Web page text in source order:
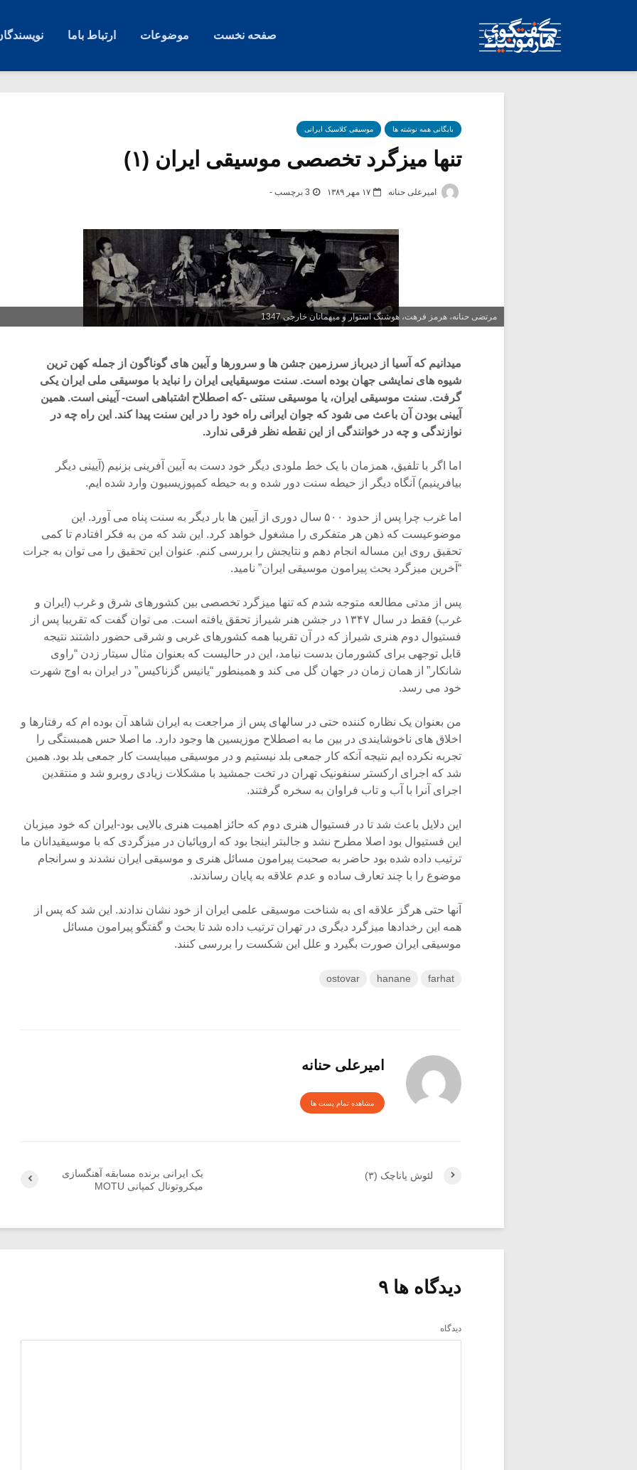
صفحه نخست موضوعات ارتباط باما
بایگانی همه نوشته ها موسیقی کلاسیک ایرانی
تنها میزگرد تخصصی موسیقی ایران (۱)
امیرعلی حنانه ۱۷ مهر ۱۳۸۹ 3 برچسب -
مرتضی حنانه، هرمز فرهت، هوشنگ استوار و میهمانان خارجی 1347
میدانیم که آسیا از دیرباز سرزمین جشن ها و سرورها و آیین های گوناگون از جمله کهن ترین
شیوه های نمایشی جهان بوده است. سنت موسیقیایی ایران را نباید با موسیقی ملی ایران یکی
گرفت. سنت موسیقی ایران، یا موسیقی سنتی -که اصطلاح اشتباهی است- آیینی است. همین
آیینی بودن آن باعث می شود که جوان ایرانی راه خود را در این سنت پیدا کند. این راه چه در
نوازندگی و چه در خوانندگی از این نقطه نظر فرقی ندارد.
اما اگر با تلفیق، همزمان با یک خط ملودی دیگر خود دست به آیین آفرینی بزنیم (آیینی دیگر
بیافرینیم) آنگاه دیگر از حیطه سنت دور شده و به حیطه کمپوزیسیون وارد شده ایم.
اما غرب چرا پس از حدود ۵۰۰ سال دوری از آیین ها بار دیگر به سنت پناه می آورد. این
موضوعیست که ذهن هر متفکری را مشغول خواهد کرد. این شد که من به فکر افتادم تا کمی
تحقیق روی این مساله انجام دهم و نتایجش را بررسی کنم. عنوان این تحقیق را می توان به جرات
“آخرین میزگرد بحث پیرامون موسیقی ایران” نامید.
پس از مدتی مطالعه متوجه شدم که تنها میزگرد تخصصی بین کشورهای شرق و غرب (ایران و
غرب) فقط در سال ۱۳۴۷ در جشن هنر شیراز تحقق یافته است. می توان گفت که تقریبا پس از
فستیوال دوم هنری شیراز که در آن تقریبا همه کشورهای غربی و شرقی حضور داشتند نتیجه
قابل توجهی برای کشورمان بدست نیامد، این در حالیست که بعنوان مثال سیتار زدن “راوی
شانکار” از همان زمان در جهان گل می کند و همینطور “یانیس گزناکیس” در ایران به اوج شهرت
خود می رسد.
من بعنوان یک نظاره کننده حتی در سالهای پس از مراجعت به ایران شاهد آن بوده ام که رفتارها و
اخلاق های ناخوشایندی در بین ما به اصطلاح موزیسین ها وجود دارد. ما اصلا حس همبستگی را
تجربه نکرده ایم نتیجه آنکه کار جمعی بلد نیستیم و در موسیقی میبایست کار جمعی بلد بود. همین
شد که اجرای ارکستر سنفونیک تهران در تخت جمشید با مشکلات زیادی روبرو شد و منتقدین
اجرای آنرا با آب و تاب فراوان به سخره گرفتند.
این دلایل باعث شد تا در فستیوال هنری دوم که حائز اهمیت هنری بالایی بود-ایران که خود میزبان
این فستیوال بود اصلا مطرح نشد و جالبتر اینجا بود که اروپائیان در میزگردی که با موسیقیدانان ما
ترتیب داده شده بود حاضر به صحبت پیرامون مسائل هنری و موسیقی ایران نشدند و سرانجام
موضوع را با چند تعارف ساده و عدم علاقه به پایان رساندند.
آنها حتی هرگز علاقه ای به شناخت موسیقی علمی ایران از خود نشان ندادند. این شد که پس از
همه این رخدادها میزگرد دیگری در تهران ترتیب داده شد تا بحث و گفتگو پیرامون مسائل
موسیقی ایران صورت بگیرد و علل این شکست را بررسی کنند.
farhat
hanane
ostovar
امیرعلی حنانه
مشاهده تمام پست ها
یک ایرانی برنده مسابقه آهنگسازی
میکروتونال کمپانی MOTU
لئوش یاناچک (۳)
دیدگاه ها ۹
دیدگاه